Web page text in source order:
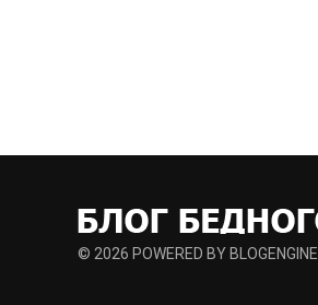
© 2026 POWERED BY BLOGENGINE